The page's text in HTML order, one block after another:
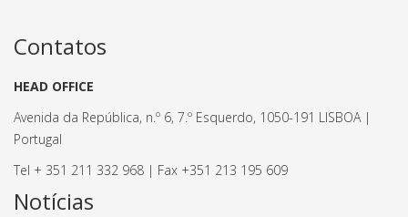
Contatos
HEAD OFFICE
Avenida da República, n.º 6, 7.º Esquerdo, 1050-191 LISBOA |
Portugal
Tel + 351 211 332 968 | Fax +351 213 195 609
Notícias